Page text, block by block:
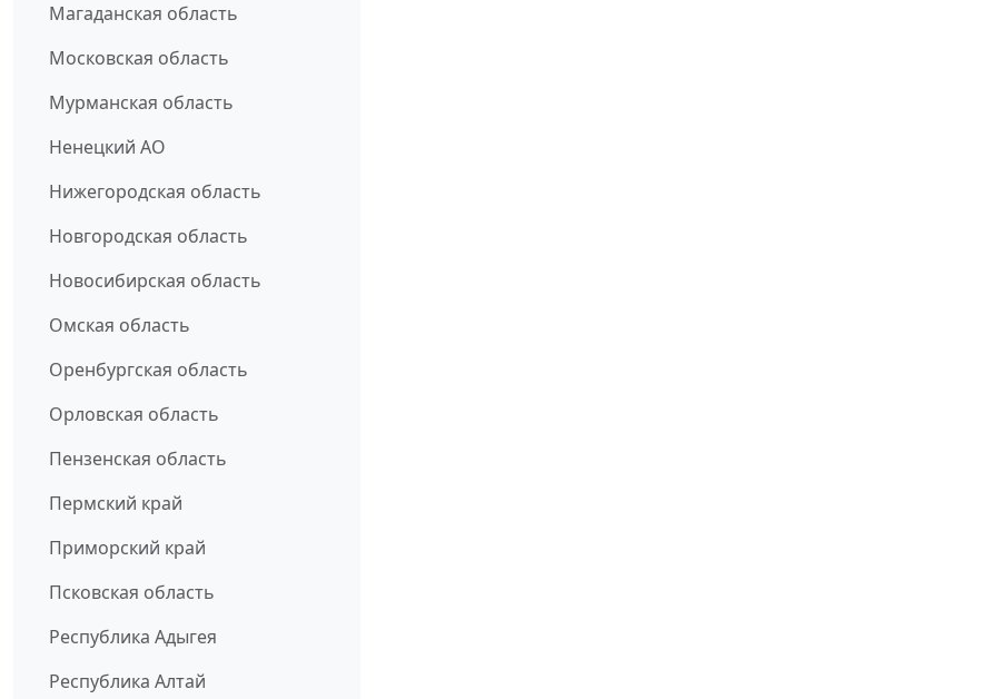
Магаданская область
Московская область
Мурманская область
Ненецкий АО
Нижегородская область
Новгородская область
Новосибирская область
Омская область
Оренбургская область
Орловская область
Пензенская область
Пермский край
Приморский край
Псковская область
Республика Адыгея
Республика Алтай